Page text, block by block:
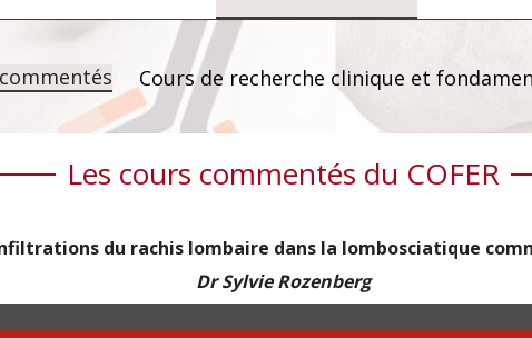
Cours de recherche clinique et
Les cours commentés du COFER
du rachis lombaire dans la lombosciatique
Dr Sylvie Rozenberg